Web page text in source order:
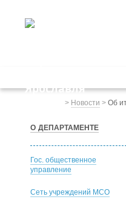
> Новости > Об
О ДЕПАРТАМЕНТЕ
Гос. общественное
управление
Сеть учреждений МСО